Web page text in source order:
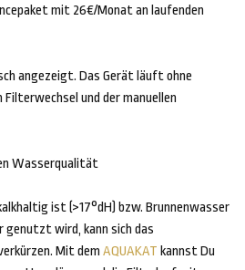
mit 26€/Monat an laufenden
angezeigt. Das Gerät läuft ohne
und der manuellen
Wasserqualität
ist (>17°dH) bzw. Brunnenwasser
wird, kann sich das
Mit dem AQUAKAT kannst Du